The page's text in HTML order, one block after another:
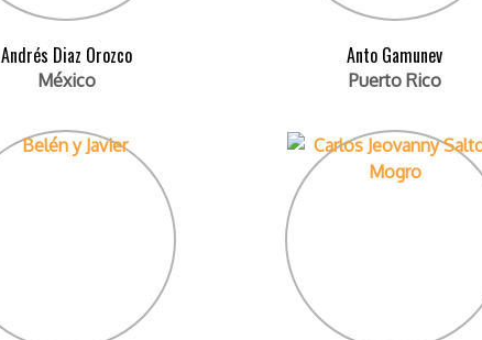
Andrés Diaz Orozco
México
Anto Gamunev
Puerto Rico